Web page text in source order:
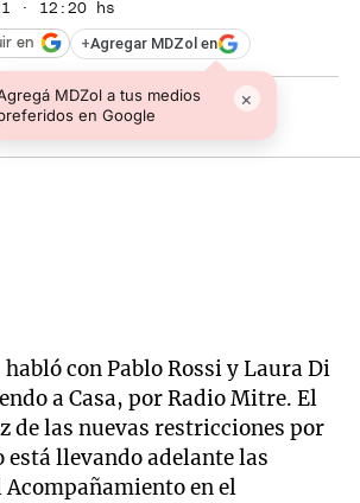
· 12:20 hs
+Agregar MDZol en
MDZol a tus medios
en Google
×
en
habló con Pablo Rossi y Laura Di
a Casa, por Radio Mitre. El
de las nuevas restricciones por
está llevando adelante las
Acompañamiento en el